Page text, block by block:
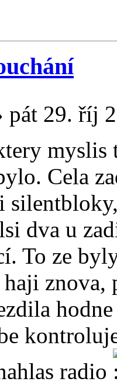
pát 29. říj
Cela
dva u
To ze
znova,
radio